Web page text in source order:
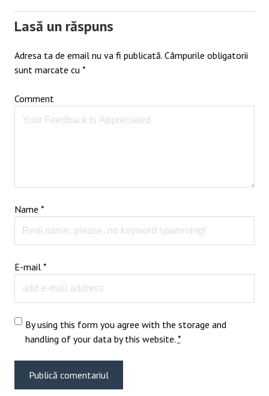
Lasă un răspuns
Adresa ta de email nu va fi publicată. Câmpurile obligatorii
sunt marcate cu *
Comment
Name *
E-mail *
By using this form you agree with the storage and
handling of your data by this website. *